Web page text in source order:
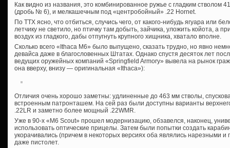
Как видно из названия, это комбинированное ружье с гладким стволом
(дробь № 6), и мелкашечным под «центробойный» .22 Hornet.
По ТТХ ясно, что отбиться, случись чего, от какого-нибудь ягуара или
летчику не светило, но птичку там добыть, зайчика, уложить койота, а
воздух из гладкого, дабы отпугнуть крупного хищника, хватало вполне.
Сколько всего «Ithaca M6» было выпущено, сказать трудно, но явно
девайса даже в благословенных Штатах. Однако спустя десяток лет
ведущих оружейных компаний «Springfield Armory» вывела на рынок
она вверху, внизу — оригинальная «Ithaca»):
Отличия очень хорошо заметны: удлиненные до 463 мм стволы,
встроенным патронташем. На сей раз были доступны варианты
.22LR и заметно более мощный .22WMR.
Уже в 90-х «M6 Scout» прошел модернизацию, обзавелся, наконец,
использовать оптические прицелы. Затем были попытки создать
укорачивались (причем в некоторых версиях оба являлись нарезными
даже пистолет.